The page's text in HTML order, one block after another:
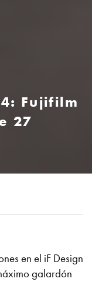
Fujifilm
27
en el iF Design
galardón